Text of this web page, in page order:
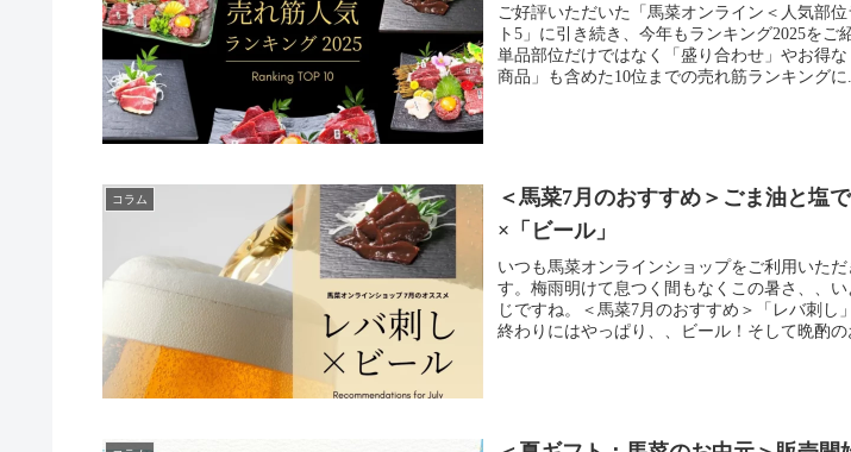
ご好評いただいた「馬菜オンライン＜人気部位
ト5」に引き続き、今年もランキング2025をご
単品部位だけではなく「盛り合わせ」やお得
商品」も含めた10位までの売れ筋ランキングに
コラム
＜馬菜7月のおすすめ＞ごま油と塩で
×「ビール」
いつも馬菜オンラインショップをご利用いた
す。梅雨明けて息つく間もなくこの暑さ、、
じですね。＜馬菜7月のおすすめ＞「レバ刺し
終わりにはやっぱり、、ビール！そして晩酌の